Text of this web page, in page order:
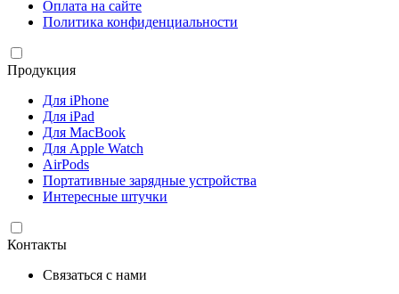
Оплата на сайте
Политика конфиденциальности
Продукция
Для iPhone
Для iPad
Для MacBook
Для Apple Watch
AirPods
Портативные зарядные устройства
Интересные штучки
Контакты
Связаться с нами